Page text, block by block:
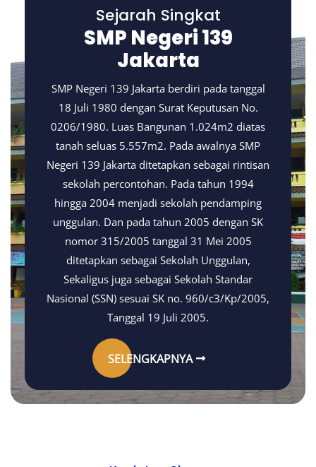
Sejarah Singkat
SMP Negeri 139
Jakarta
SMP Negeri 139 Jakarta berdiri pada tanggal
18 Juli 1980 dengan Surat Keputusan No.
0206/1980. Luas Bangunan 1.024m2 diatas
tanah seluas 5.557m2. Pada awalnya SMP
Negeri 139 Jakarta ditetapkan sebagai rintisan
sekolah percontohan. Pada tahun 1994
hingga 2004 menjadi sekolah pendamping
unggulan. Dan pada tahun 2005 dengan SK
nomor 315/2005 tanggal 31 Mei 2005
ditetapkan sebagai Sekolah Unggulan,
Sekaligus juga sebagai Sekolah Standar
Nasional (SSN) sesuai SK no. 960/c3/Kp/2005,
Tanggal 19 Juli 2005.
SELENGKAPNYA